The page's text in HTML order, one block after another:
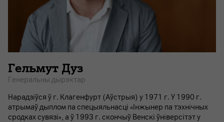
Гельмут Дуз
Генеральны дырэктар
Нарадзіўся ў г. Клагенфурт (Аўстрыя) у 1971 г. У 1990 г.
атрымаў дыплом па спецыяльнасці «Інжынер па тэхнічных
сродках сувязі», а ў 1993 г. скончыў Венскі ўніверсітэт у